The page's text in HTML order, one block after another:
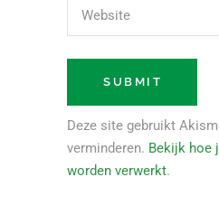
Deze site gebruikt
verminderen. Bekijk hoe
worden verwerkt.